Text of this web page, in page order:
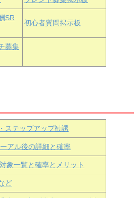
江彼方 エマ・ヴェルデ
SR
初心者質問掲示板
募集
ステップアップ勧誘
アル後の詳細と確率
象一覧と確率とメリット
ど